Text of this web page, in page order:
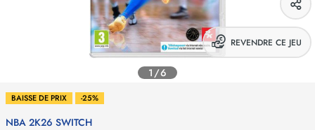
1/6
REVENDRE CE JEU
BAISSE DE PRIX -25%
NBA 2K26 SWITCH